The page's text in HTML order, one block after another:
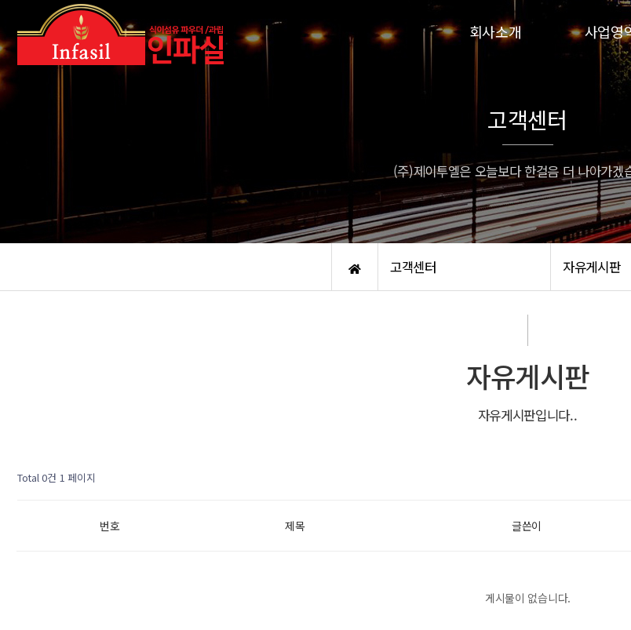
회사소개
비전
인증서
오시는 길
사업영
인파실
프로인파-G
고객센터 자유게시판
고객센터
(주)제이투엘은 오늘보다 한걸음 더 나아가겠
자유게시판
자유게시판입니다..
Total 0건 1 페이지
번호 제목 글쓴이
게시물이 없습니다.